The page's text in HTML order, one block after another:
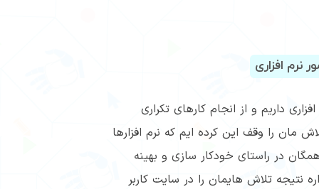
نرم افزاری
داریم و از انجام کارهای تکراری
تلاش مان را وقف این کرده ایم که نرم افزارها
در راستای خودکار سازی و بهینه
نتیجه تلاش هایمان را در سایت کاربر